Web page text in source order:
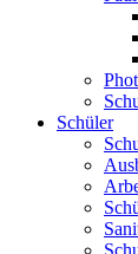
Schüler